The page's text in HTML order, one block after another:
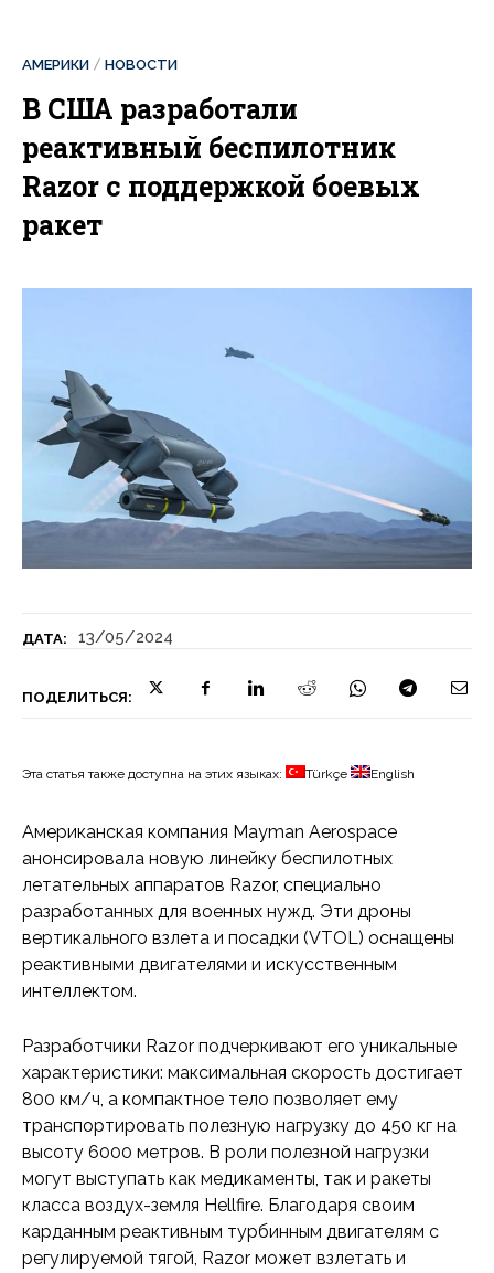
ДАТА: 13/05/2024
ПОДЕЛИТЬСЯ:
АМЕРИКИ НОВОСТИ
В США разработали
реактивный беспилотник
Razor с поддержкой боевых
ракет
Эта статья также доступна на этих языках: Türkçe English
Американская компания Mayman Aerospace
анонсировала новую линейку беспилотных
летательных аппаратов Razor, специально
разработанных для военных нужд. Эти дроны
вертикального взлета и посадки (VTOL) оснащены
реактивными двигателями и искусственным
интеллектом.
Разработчики Razor подчеркивают его уникальные
характеристики: максимальная скорость достигает
800 км/ч, а компактное тело позволяет ему
транспортировать полезную нагрузку до 450 кг на
высоту 6000 метров. В роли полезной нагрузки
могут выступать как медикаменты, так и ракеты
класса воздух-земля Hellfire. Благодаря своим
карданным реактивным турбинным двигателям с
регулируемой тягой, Razor может взлетать и